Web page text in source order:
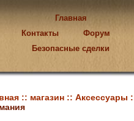
Главная
Контакты
Форум
Безопасные сделки
:: магазин :: Аксессуары